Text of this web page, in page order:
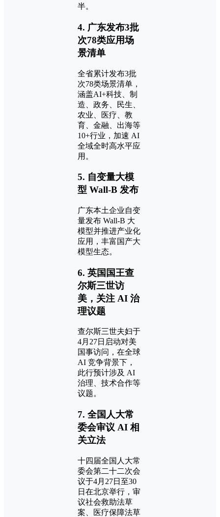
半。
4. 广东发布3批
次78类应用场
景清单
全省累计发布3批
次78类场景清单，
涵盖AI+科技、制
造、政务、民生、
农业、医疗、教
育、金融、出海等
10+行业，加速 AI
全域全时高水平应
用。
5. 自变量大模
型 Wall-B 发布
广东本土企业自变
量发布 Wall-B 大
模型并推进产业化
应用，丰富国产大
模型生态。
6. 英国国王查
尔斯三世访
美，关注 AI 治
理议题
查尔斯三世夫妇于
4月27日启动对美
国事访问，在全球
AI 竞争背景下，
此行预计涉及 AI
治理、技术合作等
议题。
7. 全国人大常
委会审议 AI 相
关立法
十四届全国人大常
委会第二十二次会
议于4月27日至30
日在北京举行，审
议社会救助法草
案、医疗保障法草